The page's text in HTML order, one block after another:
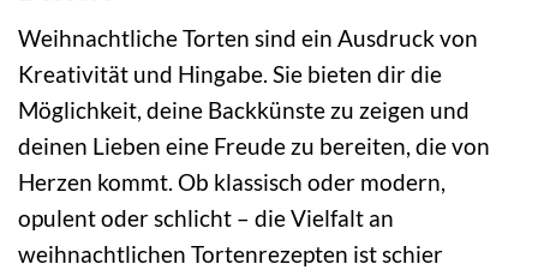
Weihnachtliche Torten sind ein Ausdruck von
Kreativität und Hingabe. Sie bieten dir die
Möglichkeit, deine Backkünste zu zeigen und
deinen Lieben eine Freude zu bereiten, die von
Herzen kommt. Ob klassisch oder modern,
opulent oder schlicht – die Vielfalt an
weihnachtlichen Tortenrezepten ist schier